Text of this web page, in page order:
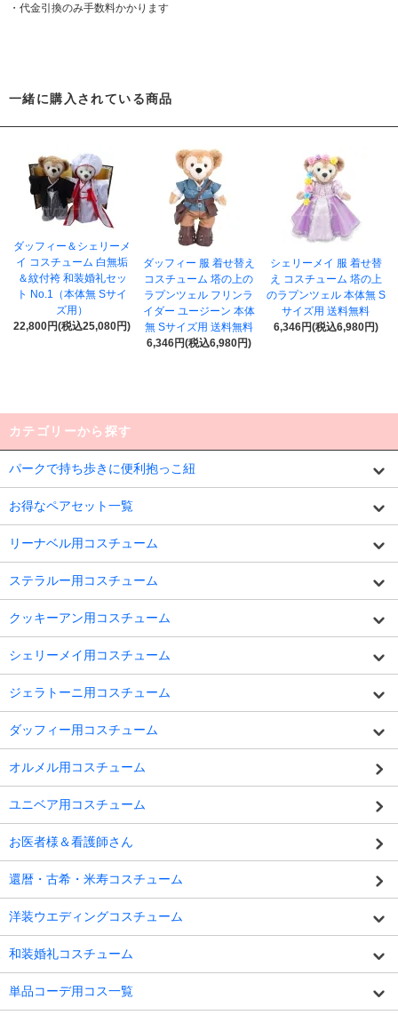
・代金引換のみ手数料かかります
一緒に購入されている商品
ダッフィー＆シェリーメ
イ コスチューム 白無垢
＆紋付袴 和装婚礼セッ
ト No.1（本体無 Sサイ
ズ用）
22,800円(税込25,080円)
ダッフィー 服 着せ替え
コスチューム 塔の上の
ラプンツェル フリンラ
イダー ユージーン 本体
無 Sサイズ用 送料無料
6,346円(税込6,980円)
シェリーメイ 服 着せ替
え コスチューム 塔の上
のラプンツェル 本体無 S
サイズ用 送料無料
6,346円(税込6,980円)
カテゴリーから探す
パークで持ち歩きに便利抱っこ紐
お得なペアセット一覧
リーナベル用コスチューム
ステラルー用コスチューム
クッキーアン用コスチューム
シェリーメイ用コスチューム
ジェラトーニ用コスチューム
ダッフィー用コスチューム
オルメル用コスチューム
ユニベア用コスチューム
お医者様＆看護師さん
還暦・古希・米寿コスチューム
洋装ウエディングコスチューム
和装婚礼コスチューム
単品コーデ用コス一覧